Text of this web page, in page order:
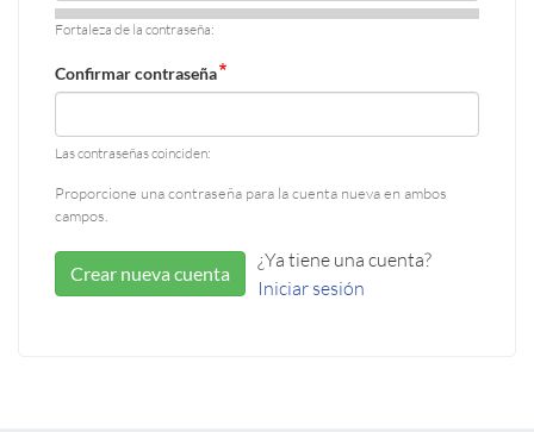
Fortaleza de la contraseña:
Confirmar contraseña
Las contraseñas coinciden:
Proporcione una contraseña para la cuenta nueva en ambos
campos.
Crear nueva cuenta
¿Ya tiene una cuenta?
Iniciar sesión